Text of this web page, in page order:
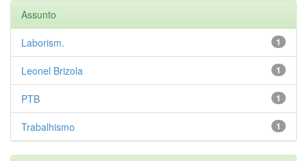
Assunto
1
Laborism.
1
Leonel Brizola
1
PTB
1
Trabalhismo